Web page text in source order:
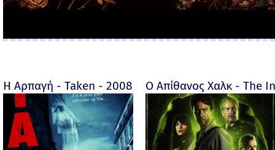
Η Αρπαγή - Taken - 2008 Ο Απίθανος Χαλκ - The